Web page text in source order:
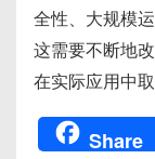
全性、大规模
这需要不断地
在实际应用中取
Share